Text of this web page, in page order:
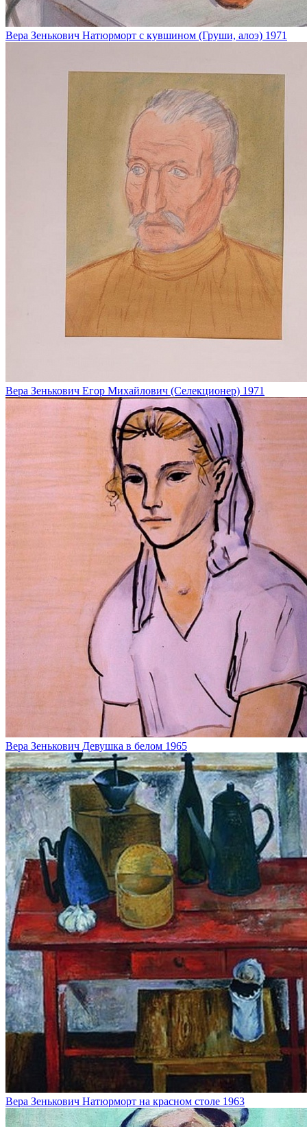
Вера Зенькович Натюрморт с кувшином (Груши, алоэ) 1971
Вера Зенькович Егор Михайлович (Селекционер) 1971
Вера Зенькович Девушка в белом 1965
Вера Зенькович Натюрморт на красном столе 1963